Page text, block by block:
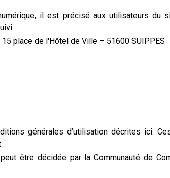
il est précisé aux utilisateurs du
:
place de l'Hôtel de Ville – 51600 SUIPPES
générales d’utilisation décrites ici.
être décidée par la Communauté de